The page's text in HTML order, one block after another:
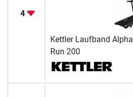
4
Kettler Laufband Alpha
Run 200